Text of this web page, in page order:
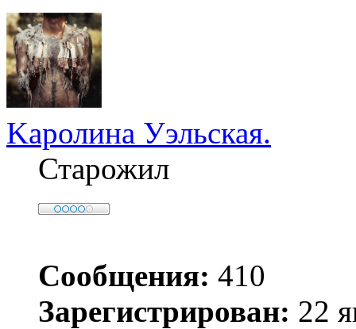
Kaролина Уэльская.
Старожил
Сообщения: 410
Зарегистрирован: 22